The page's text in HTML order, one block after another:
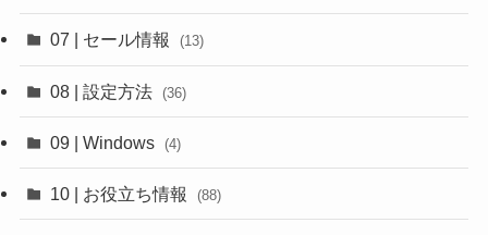
07 | セール情報 (13)
08 | 設定方法 (36)
09 | Windows (4)
10 | お役立ち情報 (88)